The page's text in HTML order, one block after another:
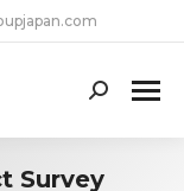
Search:
Survey